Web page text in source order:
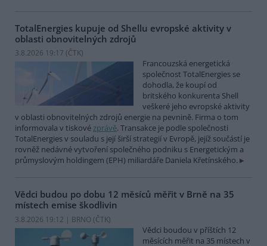
TotalEnergies kupuje od Shellu evropské aktivity v
oblasti obnovitelných zdrojů
3.8.2026 19:17 (ČTK)
Francouzská energetická
společnost TotalEnergies se
dohodla, že koupí od
britského konkurenta Shell
veškeré jeho evropské aktivity
v oblasti obnovitelných zdrojů energie na pevnině. Firma o tom
informovala v tiskovézprávě. Transakce je podle společnosti
TotalEnergies v souladu s její širší strategií v Evropě, jejíž součástí je
rovněž nedávné vytvoření společného podniku s Energetickým a
průmyslovým holdingem (EPH) miliardáře Daniela Křetínského.
Vědci budou po dobu 12 měsíců měřit v Brně na 35
místech emise škodlivin
3.8.2026 19:12 | BRNO (ČTK)
Vědci boudou v příštích 12
měsících měřit na 35 místech v